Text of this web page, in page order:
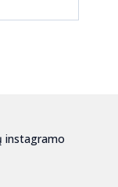
instagramo